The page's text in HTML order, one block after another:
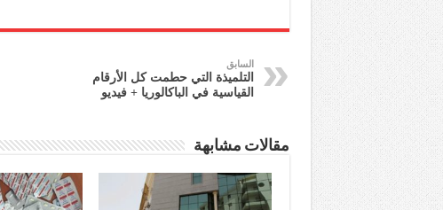
السابق
التلميذة التي حطمت كل الأرقام
القياسية في الباكالوريا + فيديو
مقالات مشابهة